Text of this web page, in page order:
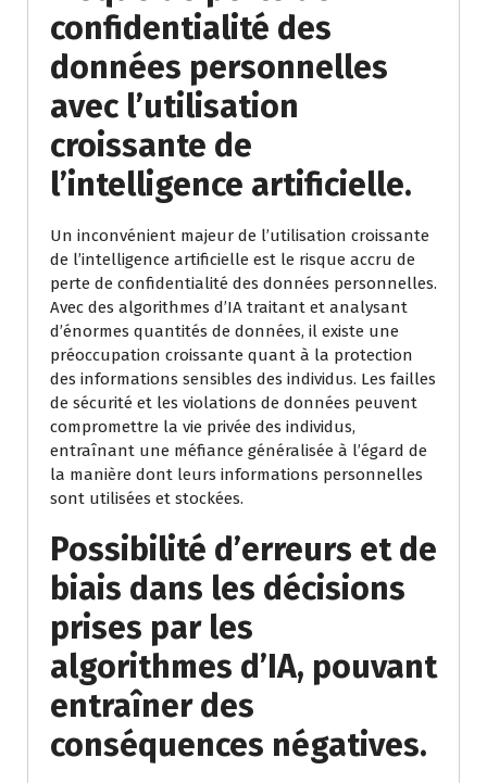
confidentialité des
données personnelles
avec l’utilisation
croissante de
l’intelligence artificielle.
Un inconvénient majeur de l’utilisation croissante
de l’intelligence artificielle est le risque accru de
perte de confidentialité des données personnelles.
Avec des algorithmes d’IA traitant et analysant
d’énormes quantités de données, il existe une
préoccupation croissante quant à la protection
des informations sensibles des individus. Les failles
de sécurité et les violations de données peuvent
compromettre la vie privée des individus,
entraînant une méfiance généralisée à l’égard de
la manière dont leurs informations personnelles
sont utilisées et stockées.
Possibilité d’erreurs et de
biais dans les décisions
prises par les
algorithmes d’IA, pouvant
entraîner des
conséquences négatives.